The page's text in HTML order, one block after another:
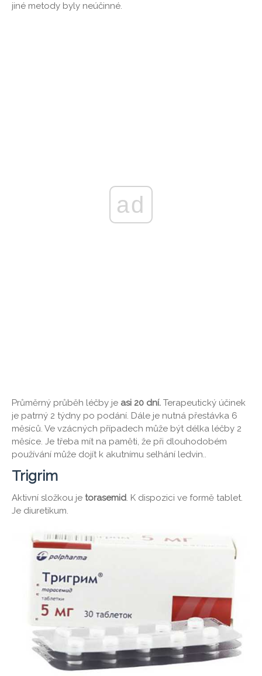
jiné metody byly neúčinné.
ad
Průměrný průběh léčby je asi 20 dní. Terapeutický účinek
je patrný 2 týdny po podání. Dále je nutná přestávka 6
měsíců. Ve vzácných případech může být délka léčby 2
měsíce. Je třeba mít na paměti, že při dlouhodobém
používání může dojít k akutnímu selhání ledvin..
Trigrim
Aktivní složkou je torasemid. K dispozici ve formě tablet.
Je diuretikum.